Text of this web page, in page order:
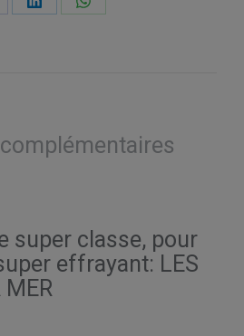
PartagerPartager
super classe, pour
effrayant: LES
MER